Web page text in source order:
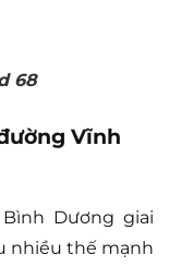
68
Vĩnh
Dương giai
nhiều thế mạnh